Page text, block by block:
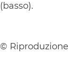
(basso).
©